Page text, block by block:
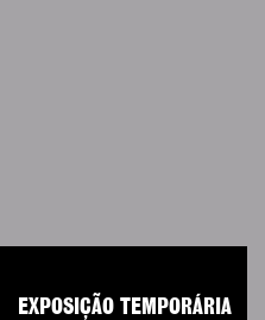
EXPOSIÇÃO TEMPORÁRIA